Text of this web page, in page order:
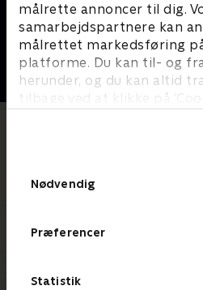
målrette annoncer til dig.
samarbejdspartnere kan
målrettet markedsføring
platforme. Du kan til- og
herunder, og du kan altid
tilbage ved at klikke på
Nødvendig
Præferencer
Statistik
Julelys for millioner
2022 • Livsstil • 46 min